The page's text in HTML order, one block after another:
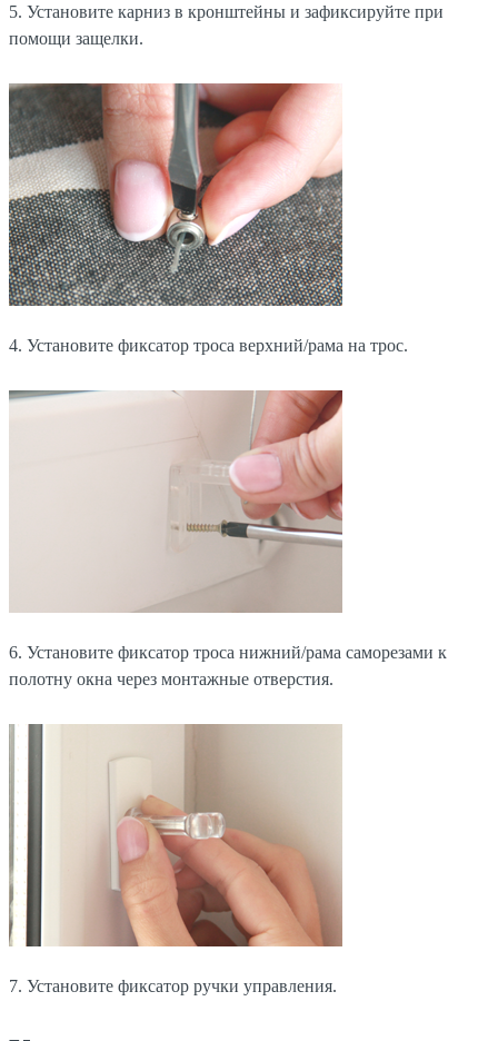
5. Установите карниз в кронштейны и зафиксируйте при
помощи защелки.
4. Установите фиксатор троса верхний/рама на трос.
6. Установите фиксатор троса нижний/рама саморезами к
полотну окна через монтажные отверстия.
7. Установите фиксатор ручки управления.